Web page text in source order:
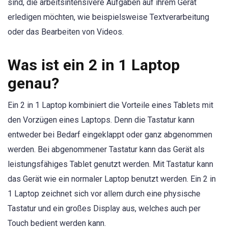
sind, die arbeitsintensivere Aufgaben auf ihrem Gerät
erledigen möchten, wie beispielsweise Textverarbeitung
oder das Bearbeiten von Videos.
Was ist ein 2 in 1 Laptop
genau?
Ein 2 in 1 Laptop kombiniert die Vorteile eines Tablets mit
den Vorzügen eines Laptops. Denn die Tastatur kann
entweder bei Bedarf eingeklappt oder ganz abgenommen
werden. Bei abgenommener Tastatur kann das Gerät als
leistungsfähiges Tablet genutzt werden. Mit Tastatur kann
das Gerät wie ein normaler Laptop benutzt werden. Ein 2 in
1 Laptop zeichnet sich vor allem durch eine physische
Tastatur und ein großes Display aus, welches auch per
Touch bedient werden kann.